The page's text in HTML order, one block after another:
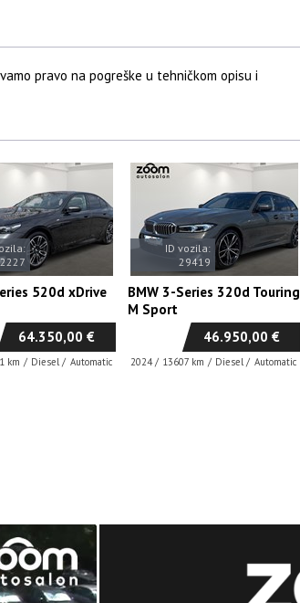
pravo na pogreške u tehničkom opisu i
520d xDrive
64.350,00 €
km / Diesel / Automatic
ID vozila:
29419
BMW 3-Series 320d Touring
M Sport
46.950,00 €
2024 / 13607 km / Diesel / Automatic